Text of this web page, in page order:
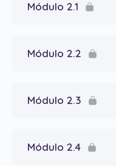
Módulo 2.1
Módulo 2.2
Módulo 2.3
Módulo 2.4